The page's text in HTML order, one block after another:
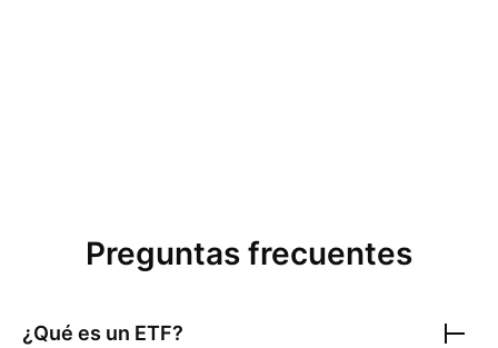
Preguntas frecuentes
¿Qué es un ETF?